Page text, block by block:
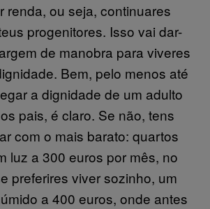
renda, ou seja, continuares
progenitores. Isso vai dar-
de manobra para viveres
Bem, pelo menos até
a dignidade de um adulto
pais, é claro. Se não, tens
com o mais barato: quartos
luz a 300 euros por mês, no
preferires viver sozinho, um
a 400 euros, onde antes